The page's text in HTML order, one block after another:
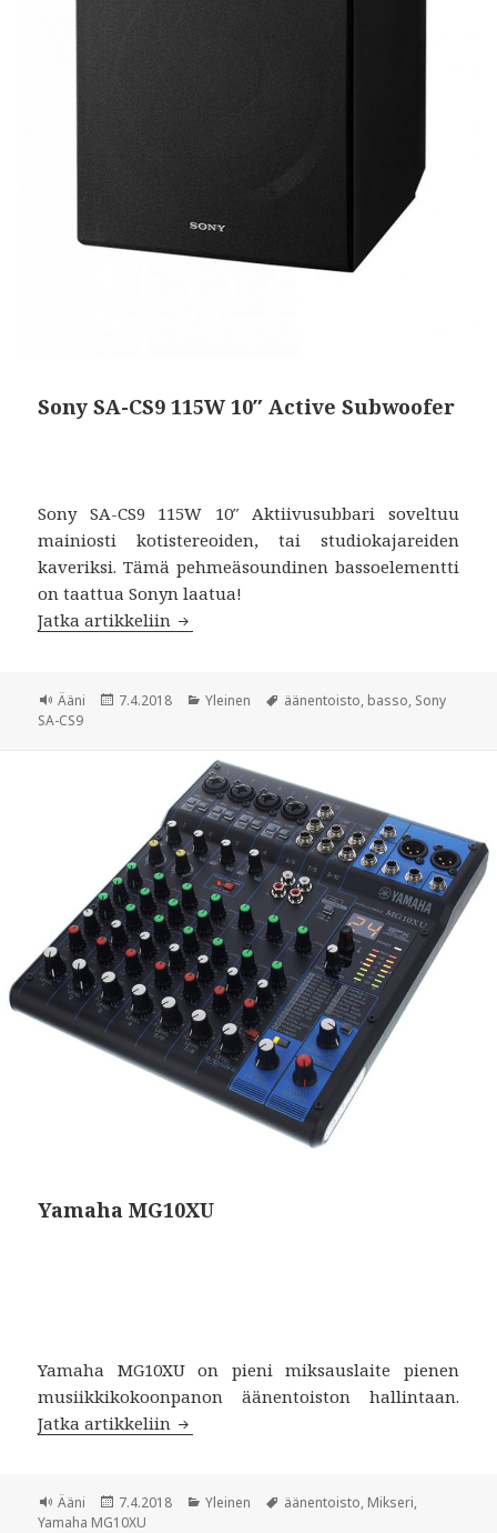
Sony SA-CS9 115W 10″ Active Subwoofer
Sony SA-CS9 115W 10″ Aktiivusubbari soveltuu
mainiosti kotistereoiden, tai studiokajareiden
kaveriksi. Tämä pehmeäsoundinen bassoelementti
on taattua Sonyn laatua!
Jatka artikkeliin Sony SA-CS9 115W 10″ Active
Muoto
Ääni Julkaistu
7.4.2018 Kategoriat
Yleinen Avainsanat
äänentoisto, basso, Sony
SA-CS9
Yamaha MG10XU
Yamaha MG10XU on pieni miksauslaite pienen
musiikkikokoonpanon äänentoiston hallintaan.
Jatka artikkeliin Yamaha MG10XU
Muoto
Ääni Julkaistu
7.4.2018 Kategoriat
Yleinen Avainsanat
äänentoisto, Mikseri,
Yamaha MG10XU